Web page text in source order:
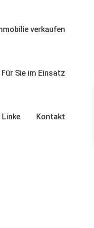
verkaufen
Für Sie im Einsatz
Linke Kontakt